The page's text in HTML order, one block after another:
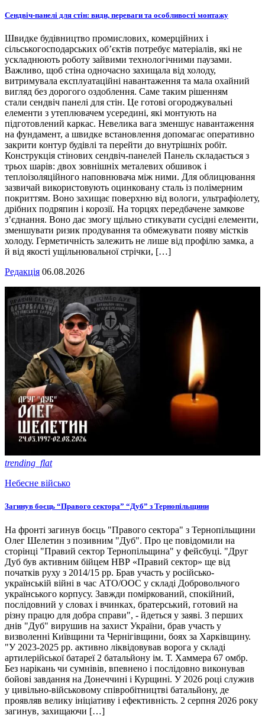
Сендвіч-панелі для стін: види, переваги та особливості монтажу
Швидке будівництво промислових, комерційних і
сільськогосподарських об’єктів потребує матеріалів, які не
ускладнюють роботу зайвими технологічними паузами.
Важливо, щоб стіна одночасно захищала від холоду,
витримувала експлуатаційні навантаження та мала охайний
вигляд без дорогого оздоблення. Саме таким рішенням
стали сендвіч панелі для стін. Це готові огороджувальні
елементи з утеплювачем усередині, які монтують на
підготовлений каркас. Невелика вага зменшує навантаження
на фундамент, а швидке встановлення допомагає оперативно
закрити контур будівлі та перейти до внутрішніх робіт.
Конструкція стінових сендвіч-панелей Панель складається з
трьох шарів: двох зовнішніх металевих обшивок і
теплоізоляційного наповнювача між ними. Для облицювання
зазвичай використовують оцинковану сталь із полімерним
покриттям. Воно захищає поверхню від вологи, ультрафіолету,
дрібних подряпин і корозії. На торцях передбачене замкове
з’єднання. Воно дає змогу щільно стикувати сусідні елементи,
зменшувати ризик продування та обмежувати появу містків
холоду. Герметичність залежить не лише від профілю замка, а
й від якості ущільнювальної стрічки, […]
Редакція 06.08.2026
trending_flat
Небесне військо
Загинув боєць “Правого сектора” “Дуб” з Тернопільщини
На фронті загинув боєць "Правого сектора" з Тернопільщини
Олег Шелетин з позивним "Дуб". Про це повідомили на
сторінці "Правий сектор Тернопільщина" у фейсбуці. "Друг
Дуб був активним бійцем НВР «Правий сектор» ще від
початків руху з 2014/15 рр. Брав участь у російсько-
українській війні в час АТО/ООС у складі Добровольчого
українського корпусу. Завжди поміркований, спокійний,
послідовний у словах і вчинках, братерський, готовий на
різну працю для добра справи", - йдеться у заяві. З перших
днів "Дуб" вирушив на захист України, брав участь у
визволенні Київщини та Чернігівщини, боях за Харківщину.
"У 2023-2025 рр. активно ліквідовував ворога у складі
артилерійської батареї 2 батальйону ім. Т. Хаммера 67 омбр.
Без нарікань чи сумнівів, впевнено і послідовно виконував
бойові завдання на Донеччині і Курщині. У 2026 році служив
у цивільно-військовому співробітництві батальйону, де
проявляв велику ініціативу і ефективність. 2 серпня 2026 року
загинув, захищаючи […]